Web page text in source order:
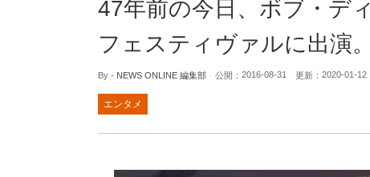
47年前の今日、ボブ・デ
フェスティヴァルに出演
By - NEWS ONLINE 編集部 公開： 2016-08-31 更新： 2020-01-12
エンタメ